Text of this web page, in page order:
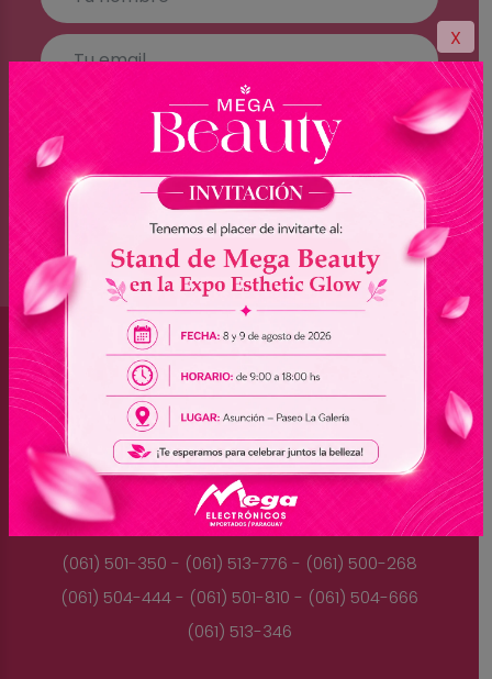
X
Brasil
(045) 3528-9053 - (045) 3528-8462
(045) 3025-7072 - (045) 3025-7736
(045) 3025-7713
Paraguay
(061) 501-350 - (061) 513-776 - (061) 500-268
(061) 504-444 - (061) 501-810 - (061) 504-666
(061) 513-346